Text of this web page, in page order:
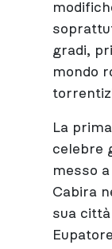
gradi,
mondo
La
celebre
messo
Cabira
sua